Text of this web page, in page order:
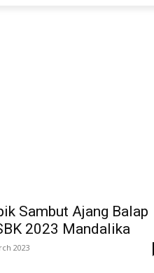
Sambut Ajang Balap
2023 Mandalika
2023